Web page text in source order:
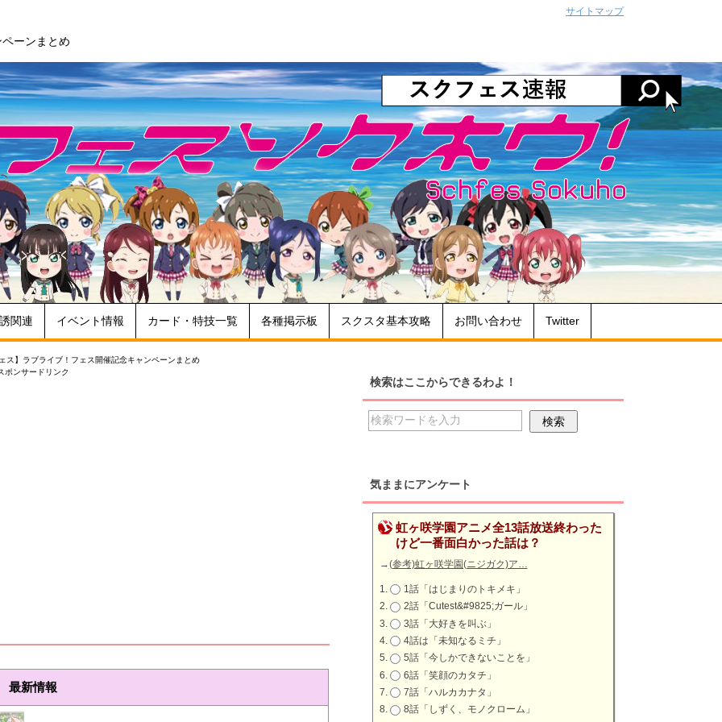
ーンまとめ
関連 イベント情報 カード・特技一覧 各種掲示板 スクスタ基本攻略 お問い合わせ Twitter
ス】ラブライブ！フェス開催記念キャンペーンまとめ
ポンサードリンク
最新情報
検索はここからできるわよ！
気ままにアンケート
虹ヶ咲学園アニメ全13話放送終わった
けど一番面白かった話は？
→(参考)虹ヶ咲学園(ニジガク)ア…
1話「はじまりのトキメキ」
2話「Cutest&#9825;ガール」
3話「大好きを叫ぶ」
4話は「未知なるミチ」
5話「今しかできないことを」
6話「笑顔のカタチ」
7話「ハルカカナタ」
8話「しずく、モノクローム」
サイトマップ